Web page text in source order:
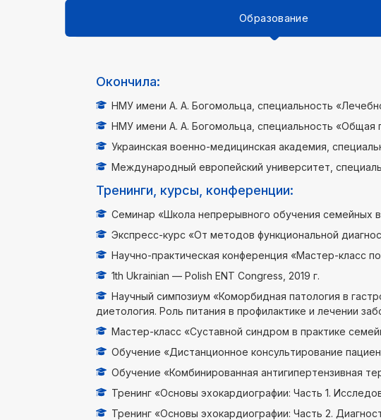
Образование
Окончила:
НМУ имени А. А. Богомольца, специальность
НМУ имени А. А. Богомольца, специальность «Общая
Украинская военно-медицинская академия,
Международный европейский университет,
Тренинги, курсы, конференции:
Семинар «Школа непрерывного обучения семейных
Экспресс-курс «От методов функциональной
Научно-практическая конференция «Мастер-класс
1th Ukrainian — Polish ENT Congress, 2019 г.
Научный симпозиум «Коморбидная патология в
диетология. Роль питания в профилактике и лечении
Мастер-класс «Суставной синдром в практике
Обучение «Дистанционное консультирование
Обучение «Комбинированная антигипертензивная
Тренинг «Основы эхокардиографии: Часть 1.
Тренинг «Основы эхокардиографии: Часть 2.